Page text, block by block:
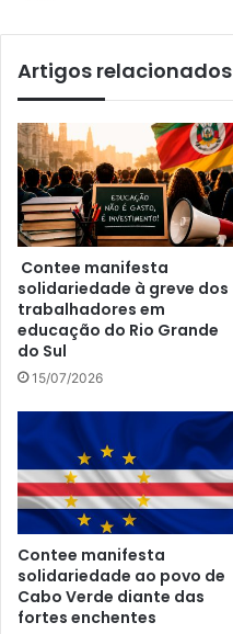
Artigos relacionados
Contee manifesta
solidariedade à greve dos
trabalhadores em
educação do Rio Grande
do Sul
15/07/2026
Contee manifesta
solidariedade ao povo de
Cabo Verde diante das
fortes enchentes